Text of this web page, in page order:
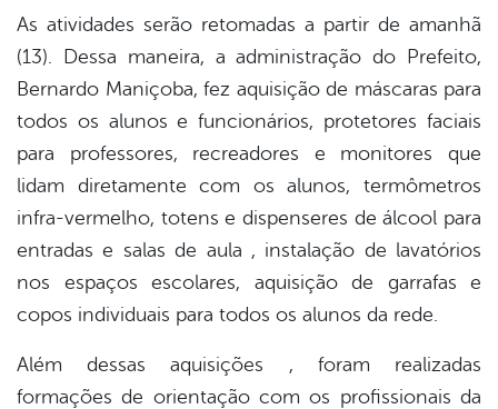
As atividades serão retomadas a partir de amanhã
(13). Dessa maneira, a administração do Prefeito,
Bernardo Maniçoba, fez aquisição de máscaras para
todos os alunos e funcionários, protetores faciais
para professores, recreadores e monitores que
lidam diretamente com os alunos, termômetros
infra-vermelho, totens e dispenseres de álcool para
entradas e salas de aula , instalação de lavatórios
nos espaços escolares, aquisição de garrafas e
copos individuais para todos os alunos da rede.
Além dessas aquisições , foram realizadas
formações de orientação com os profissionais da